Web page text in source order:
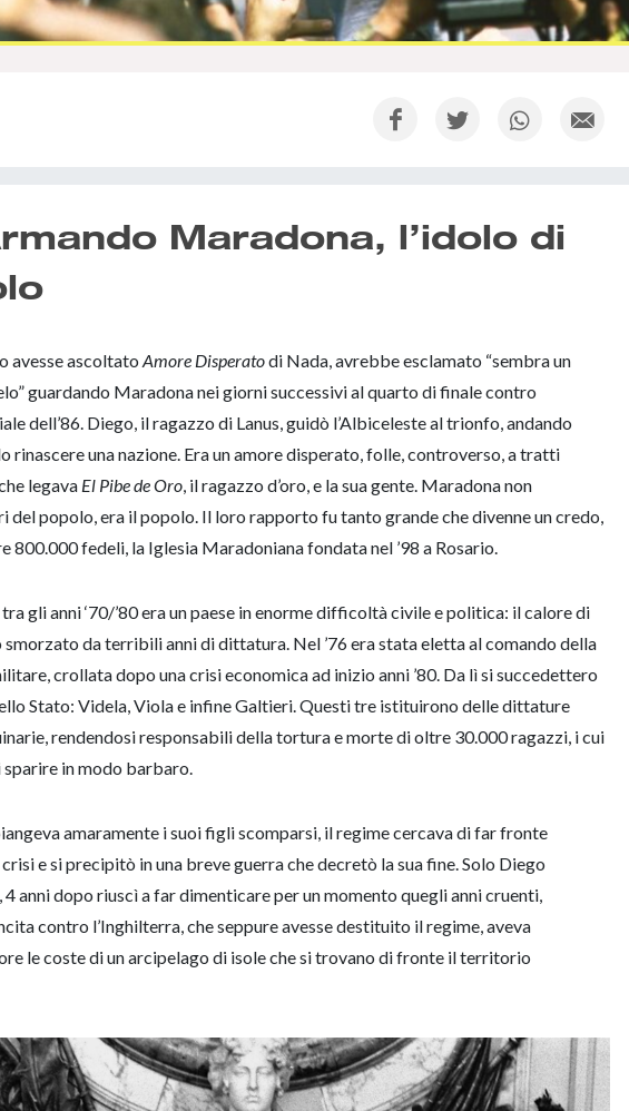
Maradona, l’idolo di
avesse ascoltato Amore Disperatodi Nada, avrebbe esclamato “sembra un
guardando Maradona nei giorni successivi al quarto di finale contro
dell’86. Diego, il ragazzo di Lanus, guidò l’Albiceleste al trionfo, andando
rinascere una nazione. Era un amore disperato, folle, controverso, a tratti
legava El Pibe de Oro , il ragazzo d’oro, e la sua gente. Maradona non
del popolo, era il popolo. Il loro rapporto fu tanto grande che divenne un credo,
800.000 fedeli, la Iglesia Maradoniana fondata nel ’98 a Rosario.
tra gli anni ‘70/’80 era un paese in enorme difficoltà civile e politica: il calore di
da terribili anni di dittatura. Nel ’76 era stata eletta al comando della
crollata dopo una crisi economica ad inizio anni ’80. Da lì si succedettero
Stato: Videla, Viola e infine Galtieri. Questi tre istituirono delle dittature
rendendosi responsabili della tortura e morte di oltre 30.000 ragazzi, i cui
in modo barbaro.
amaramente i suoi figli scomparsi, il regime cercava di far fronte
e si precipitò in una breve guerra che decretò la sua fine. Solo Diego
anni dopo riuscì a far dimenticare per un momento quegli anni cruenti,
contro l’Inghilterra, che seppure avesse destituito il regime, aveva
le coste di un arcipelago di isole che si trovano di fronte il territorio